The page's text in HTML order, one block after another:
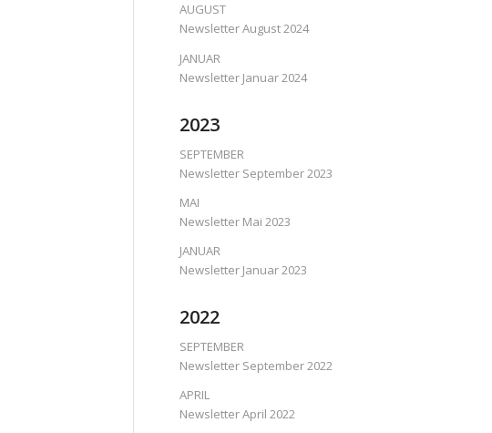
AUGUST
Newsletter August 2024
JANUAR
Newsletter Januar 2024
2023
SEPTEMBER
Newsletter September 2023
MAI
Newsletter Mai 2023
JANUAR
Newsletter Januar 2023
2022
SEPTEMBER
Newsletter September 2022
APRIL
Newsletter April 2022